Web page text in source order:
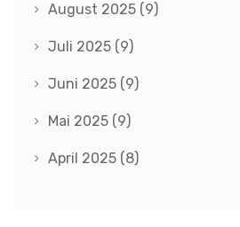
August 2025 (9)
Juli 2025 (9)
Juni 2025 (9)
Mai 2025 (9)
April 2025 (8)